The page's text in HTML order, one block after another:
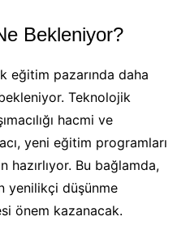
Bekleniyor?
eğitim pazarında daha
Teknolojik
hacmi ve
yeni eğitim programları
hazırlıyor. Bu bağlamda,
yenilikçi düşünme
önem kazanacak.